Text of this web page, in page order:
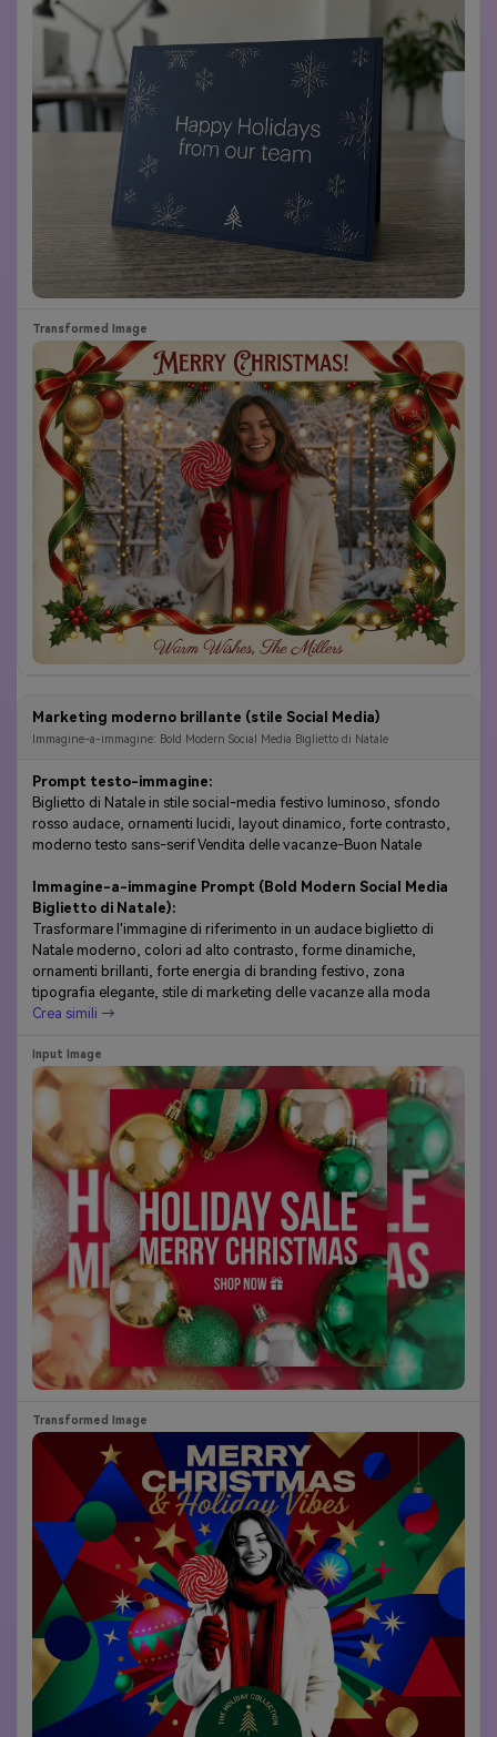
Marketing moderno brillante (stile Social Media)
Immagine-a-immagine: Bold Modern Social Media Biglietto di Natale
Prompt testo-immagine:
Biglietto di Natale in stile social-media festivo luminoso, sfondo
rosso audace, ornamenti lucidi, layout dinamico, forte contrasto,
moderno testo sans-serif Vendita delle vacanze-Buon Natale
Immagine-a-immagine Prompt (Bold Modern Social Media
Biglietto di Natale):
Trasformare l'immagine di riferimento in un audace biglietto di
Natale moderno, colori ad alto contrasto, forme dinamiche,
ornamenti brillanti, forte energia di branding festivo, zona
tipografia elegante, stile di marketing delle vacanze alla moda
Crea simili →